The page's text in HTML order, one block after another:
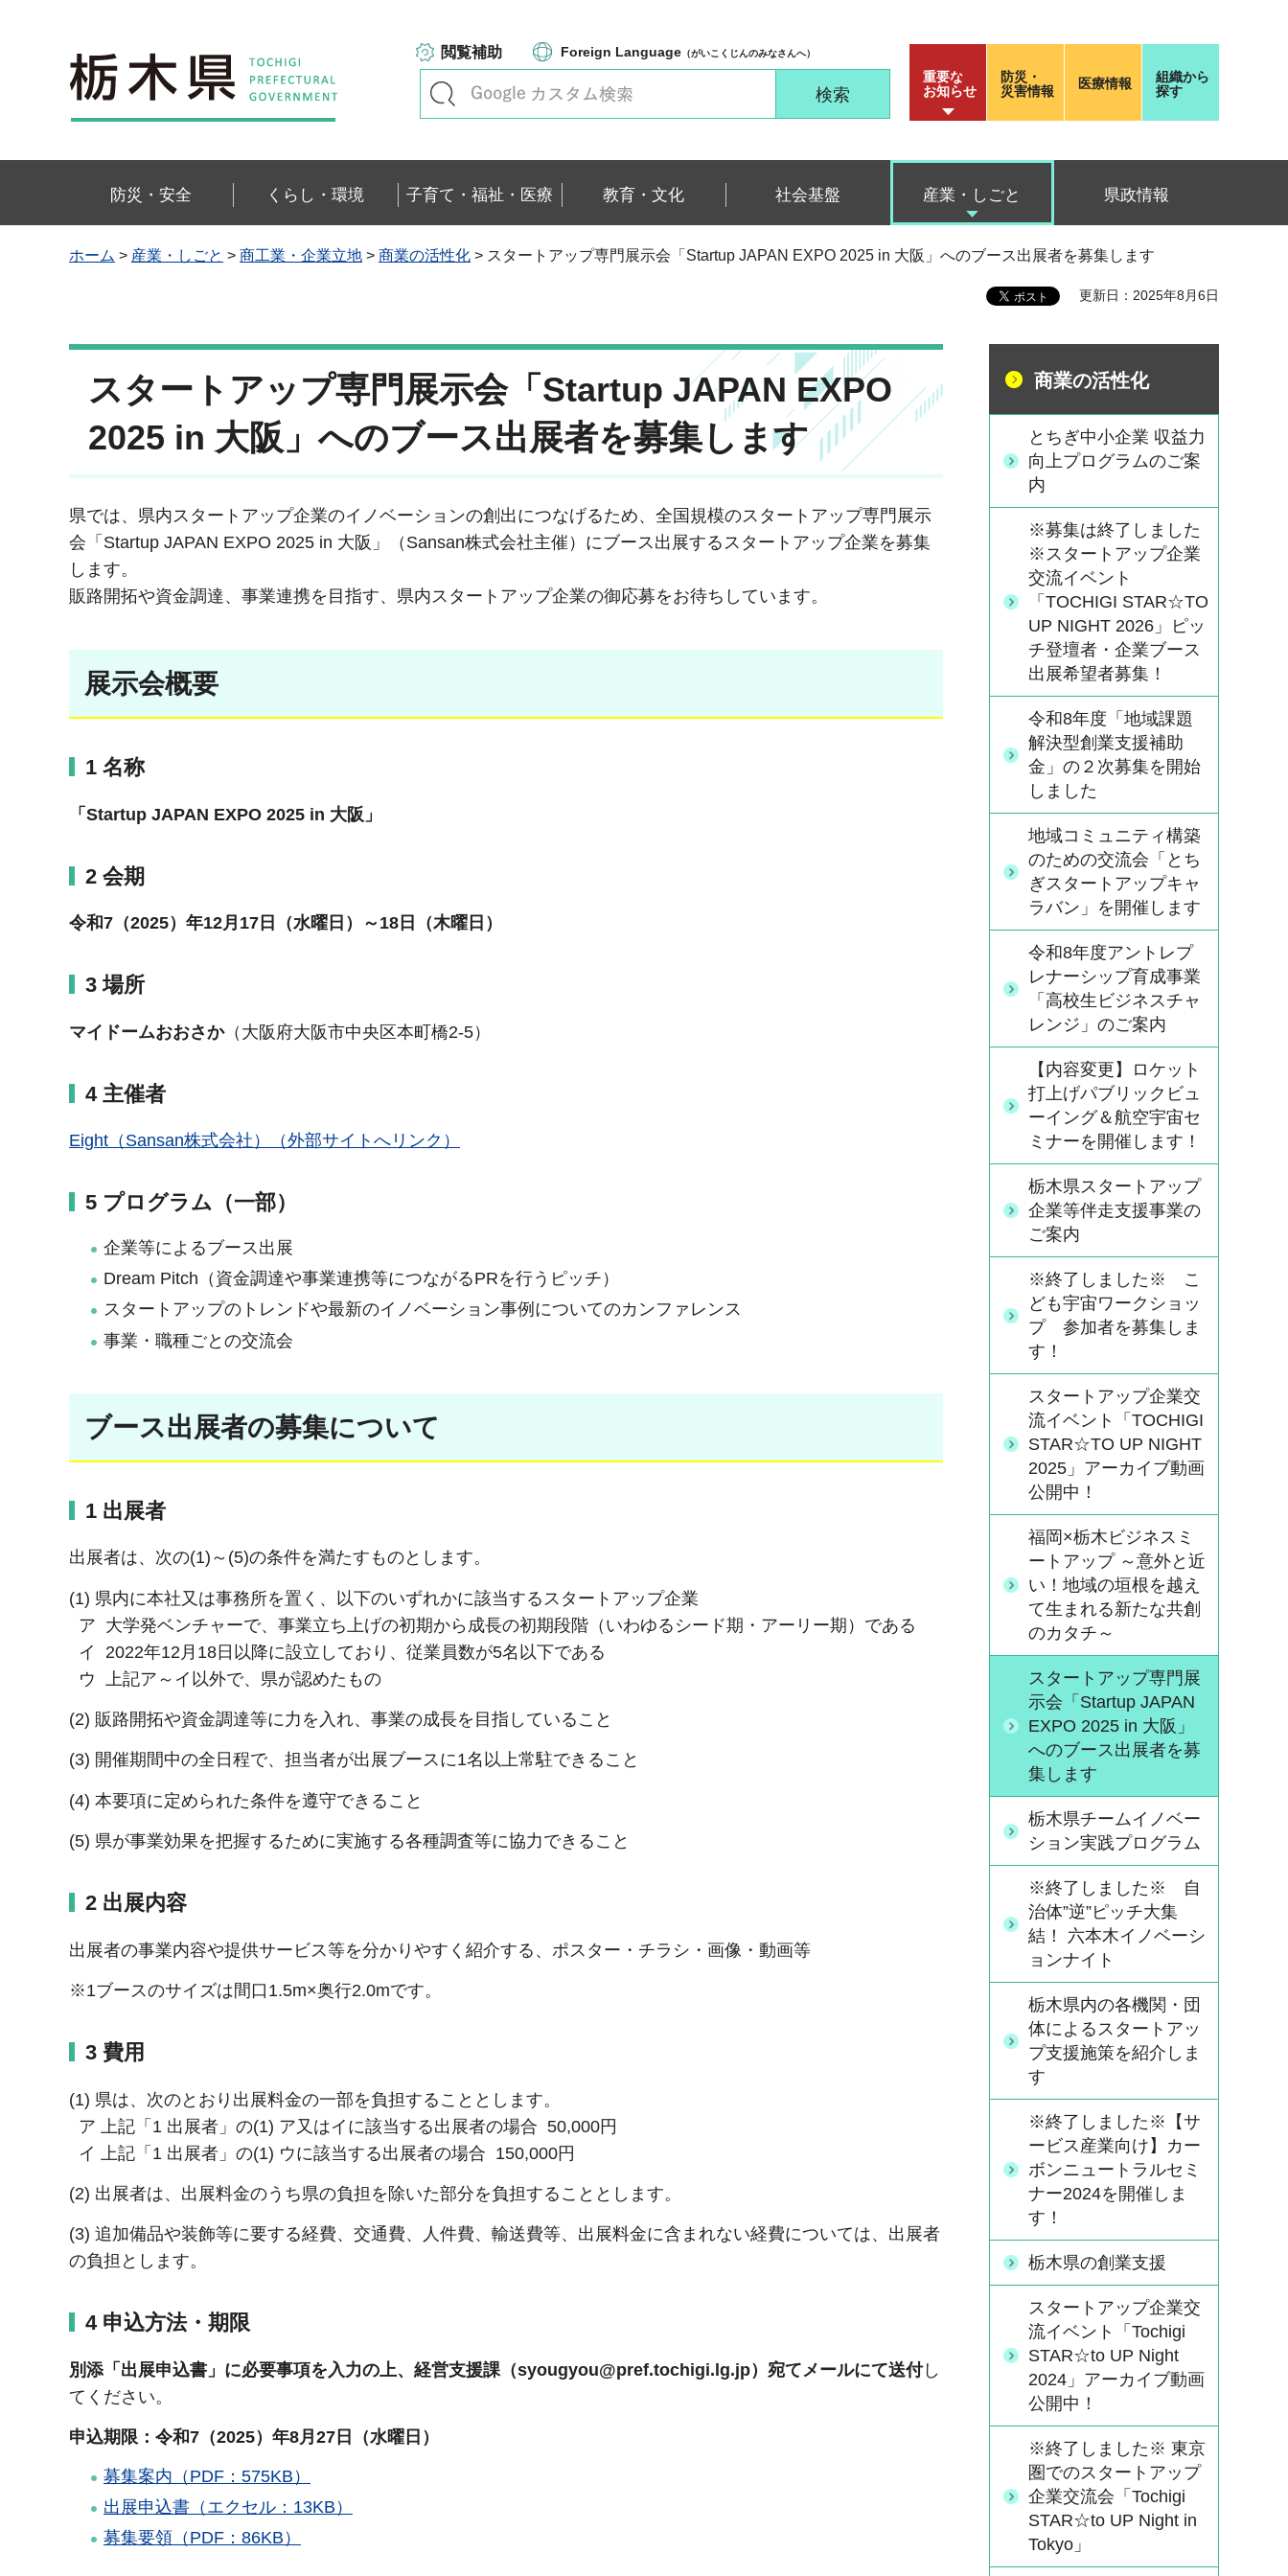
栃木県
閲覧補助 Foreign Language （がいこくじんのみなさんへ）
重要な
お知らせ
防災・
災害情報
医療情報
組織から
探す
防災・安全 くらし・環境 子育て・福祉・医療 教育・文化 社会基盤 産業・しごと 県政情報
ホーム > 産業・しごと > 商工業・企業立地 > 商業の活性化 > スタートアップ専門展示会「Startup JAPAN EXPO 2025 in 大阪」へのブース出展者を募集します
更新日：2025年8月6日
スタートアップ専門展示会「Startup JAPAN EXPO
2025 in 大阪」へのブース出展者を募集します
県では、県内スタートアップ企業のイノベーションの創出につなげるため、全国規模のスタートアップ専門展示
会「Startup JAPAN EXPO 2025 in 大阪」（Sansan株式会社主催）にブース出展するスタートアップ企業を募集
します。
販路開拓や資金調達、事業連携を目指す、県内スタートアップ企業の御応募をお待ちしています。
展示会概要
1 名称
「Startup JAPAN EXPO 2025 in 大阪」
2 会期
令和7（2025）年12月17日（水曜日）～18日（木曜日）
3 場所
マイドームおおさか（大阪府大阪市中央区本町橋2-5）
4 主催者
Eight（Sansan株式会社）（外部サイトへリンク）
5 プログラム（一部）
企業等によるブース出展
Dream Pitch（資金調達や事業連携等につながるPRを行うピッチ）
スタートアップのトレンドや最新のイノベーション事例についてのカンファレンス
事業・職種ごとの交流会
ブース出展者の募集について
1 出展者
出展者は、次の(1)～(5)の条件を満たすものとします。
(1) 県内に本社又は事務所を置く、以下のいずれかに該当するスタートアップ企業
ア 大学発ベンチャーで、事業立ち上げの初期から成長の初期段階（いわゆるシード期・アーリー期）である
イ 2022年12月18日以降に設立しており、従業員数が5名以下である
ウ 上記ア～イ以外で、県が認めたもの
(2) 販路開拓や資金調達等に力を入れ、事業の成長を目指していること
(3) 開催期間中の全日程で、担当者が出展ブースに1名以上常駐できること
(4) 本要項に定められた条件を遵守できること
(5) 県が事業効果を把握するために実施する各種調査等に協力できること
2 出展内容
出展者の事業内容や提供サービス等を分かりやすく紹介する、ポスター・チラシ・画像・動画等
※1ブースのサイズは間口1.5m×奥行2.0mです。
3 費用
(1) 県は、次のとおり出展料金の一部を負担することとします。
ア 上記「1 出展者」の(1) ア又はイに該当する出展者の場合 50,000円
イ 上記「1 出展者」の(1) ウに該当する出展者の場合 150,000円
(2) 出展者は、出展料金のうち県の負担を除いた部分を負担することとします。
(3) 追加備品や装飾等に要する経費、交通費、人件費、輸送費等、出展料金に含まれない経費については、出展者
の負担とします。
4 申込方法・期限
別添「出展申込書」に必要事項を入力の上、経営支援課（syougyou@pref.tochigi.lg.jp）宛てメールにて送付し
てください。
申込期限：令和7（2025）年8月27日（水曜日）
募集案内（PDF：575KB）
出展申込書（エクセル：13KB）
募集要領（PDF：86KB）
商業の活性化
とちぎ中小企業 収益力
向上プログラムのご案
内
※募集は終了しました
※スタートアップ企業
交流イベント
「TOCHIGI STAR☆TO
UP NIGHT 2026」ピッ
チ登壇者・企業ブース
出展希望者募集！
令和8年度「地域課題
解決型創業支援補助
金」の２次募集を開始
しました
地域コミュニティ構築
のための交流会「とち
ぎスタートアップキャ
ラバン」を開催します
令和8年度アントレプ
レナーシップ育成事業
「高校生ビジネスチャ
レンジ」のご案内
【内容変更】ロケット
打上げパブリックビュ
ーイング＆航空宇宙セ
ミナーを開催します！
栃木県スタートアップ
企業等伴走支援事業の
ご案内
※終了しました※ こ
ども宇宙ワークショッ
プ 参加者を募集しま
す！
スタートアップ企業交
流イベント「TOCHIGI
STAR☆TO UP NIGHT
2025」アーカイブ動画
公開中！
福岡×栃木ビジネスミ
ートアップ ～意外と近
い！地域の垣根を越え
て生まれる新たな共創
のカタチ～
スタートアップ専門展
示会「Startup JAPAN
EXPO 2025 in 大阪」
へのブース出展者を募
集します
栃木県チームイノベー
ション実践プログラム
※終了しました※ 自
治体”逆”ピッチ大集
結！ 六本木イノベーシ
ョンナイト
栃木県内の各機関・団
体によるスタートアッ
プ支援施策を紹介しま
す
※終了しました※【サ
ービス産業向け】カー
ボンニュートラルセミ
ナー2024を開催しま
す！
栃木県の創業支援
スタートアップ企業交
流イベント「Tochigi
STAR☆to UP Night
2024」アーカイブ動画
公開中！
※終了しました※ 東京
圏でのスタートアップ
企業交流会「Tochigi
STAR☆to UP Night in
Tokyo」